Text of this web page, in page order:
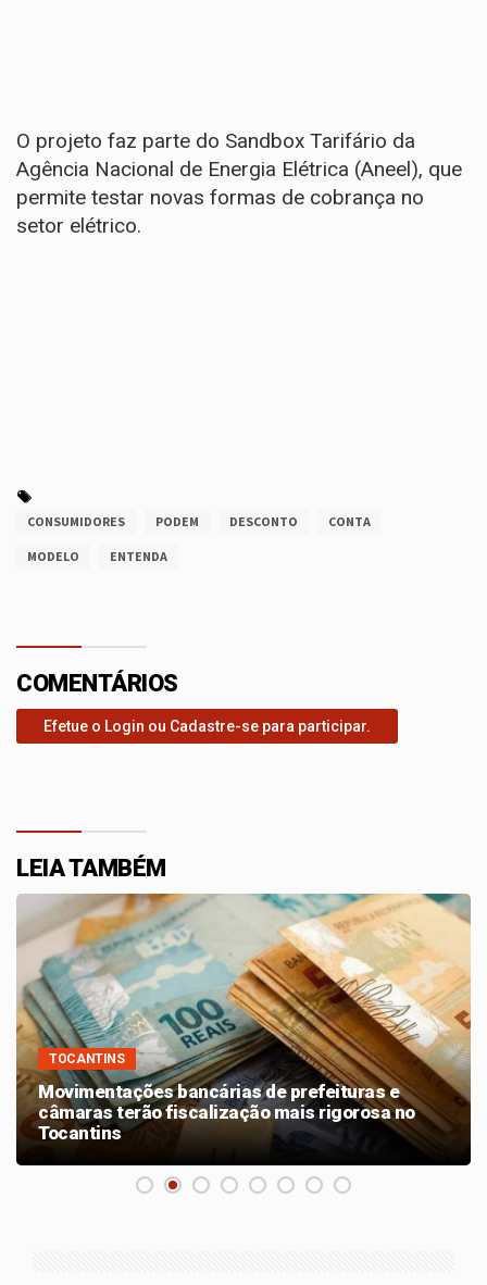
O projeto faz parte do Sandbox Tarifário da
Agência Nacional de Energia Elétrica (Aneel), que
permite testar novas formas de cobrança no
setor elétrico.
CONSUMIDORES PODEM DESCONTO CONTA
MODELO ENTENDA
COMENTÁRIOS
Efetue o Login ou Cadastre-se para participar.
LEIA TAMBÉM
TOCANTINS
Movimentações bancárias de prefeituras e
câmaras terão fiscalização mais rigorosa no
Tocantins